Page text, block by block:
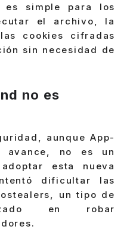
es simple para los
el archivo, la
cookies cifradas
sin necesidad de
no es
aunque App-
avance, no es un
esta nueva
dificultar las
un tipo de
en robar